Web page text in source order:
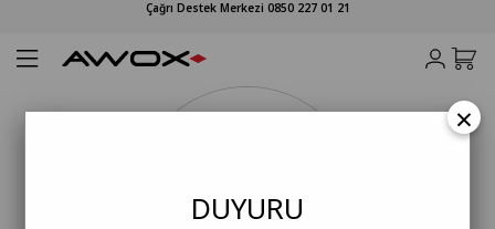
Çağrı Destek Merkezi 0850 227 01 21
×
DUYURU